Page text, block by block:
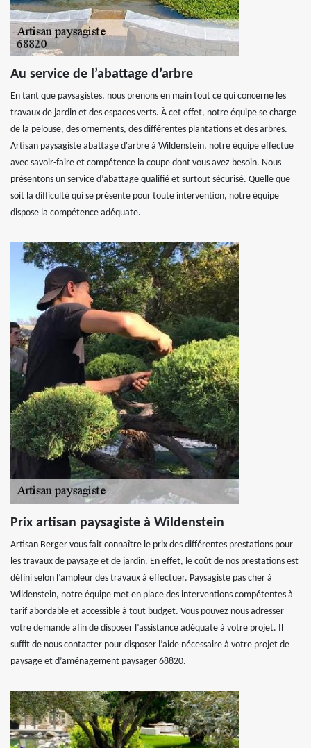
Au service de l’abattage d’arbre
En tant que paysagistes, nous prenons en main tout ce qui concerne les
travaux de jardin et des espaces verts. À cet effet, notre équipe se charge
de la pelouse, des ornements, des différentes plantations et des arbres.
Artisan paysagiste abattage d'arbre à Wildenstein, notre équipe effectue
avec savoir-faire et compétence la coupe dont vous avez besoin. Nous
présentons un service d’abattage qualifié et surtout sécurisé. Quelle que
soit la difficulté qui se présente pour toute intervention, notre équipe
dispose la compétence adéquate.
Prix artisan paysagiste à Wildenstein
Artisan Berger vous fait connaître le prix des différentes prestations pour
les travaux de paysage et de jardin. En effet, le coût de nos prestations est
défini selon l’ampleur des travaux à effectuer. Paysagiste pas cher à
Wildenstein, notre équipe met en place des interventions compétentes à
tarif abordable et accessible à tout budget. Vous pouvez nous adresser
votre demande afin de disposer l’assistance adéquate à votre projet. Il
suffit de nous contacter pour disposer l’aide nécessaire à votre projet de
paysage et d’aménagement paysager 68820.